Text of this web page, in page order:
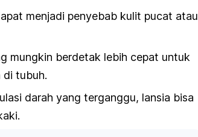
menjadi penyebab kulit pucat atau
mungkin berdetak lebih cepat untuk
di tubuh.
darah yang terganggu, lansia bisa